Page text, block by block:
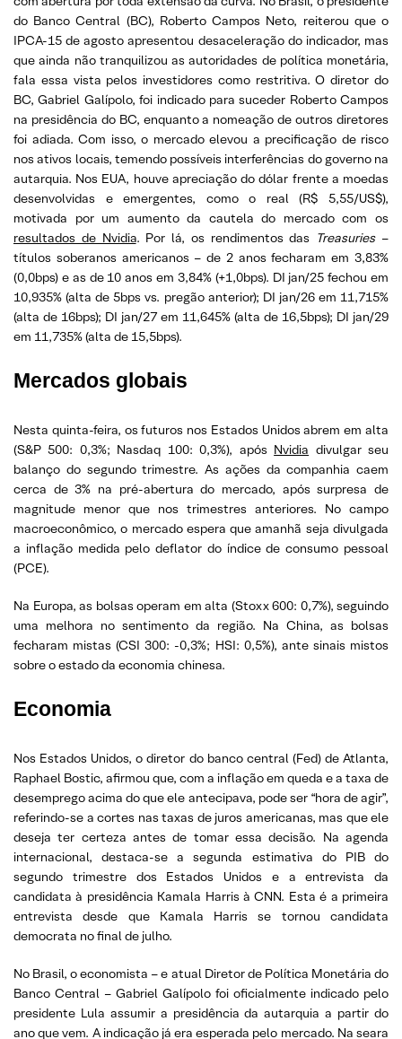
do Banco Central (BC), Roberto Campos Neto, reiterou que o
IPCA-15 de agosto apresentou desaceleração do indicador, mas
que ainda não tranquilizou as autoridades de política monetária,
fala essa vista pelos investidores como restritiva. O diretor do
BC, Gabriel Galípolo, foi indicado para suceder Roberto Campos
na presidência do BC, enquanto a nomeação de outros diretores
foi adiada. Com isso, o mercado elevou a precificação de risco
nos ativos locais, temendo possíveis interferências do governo na
autarquia. Nos EUA, houve apreciação do dólar frente a moedas
desenvolvidas e emergentes, como o real (R$ 5,55/US$),
motivada por um aumento da cautela do mercado com os
resultados de Nvidia. Por lá, os rendimentos das Treasuries–
títulos soberanos americanos – de 2 anos fecharam em 3,83%
(0,0bps) e as de 10 anos em 3,84% (+1,0bps). DI jan/25 fechou em
10,935% (alta de 5bps vs. pregão anterior); DI jan/26 em 11,715%
(alta de 16bps); DI jan/27 em 11,645% (alta de 16,5bps); DI jan/29
em 11,735% (alta de 15,5bps).
Mercados globais
Nesta quinta-feira, os futuros nos Estados Unidos abrem em alta
(S&P 500: 0,3%; Nasdaq 100: 0,3%), após Nvidia divulgar seu
balanço do segundo trimestre. As ações da companhia caem
cerca de 3% na pré-abertura do mercado, após surpresa de
magnitude menor que nos trimestres anteriores. No campo
macroeconômico, o mercado espera que amanhã seja divulgada
a inflação medida pelo deflator do índice de consumo pessoal
(PCE).
Na Europa, as bolsas operam em alta (Stoxx 600: 0,7%), seguindo
uma melhora no sentimento da região. Na China, as bolsas
fecharam mistas (CSI 300: -0,3%; HSI: 0,5%), ante sinais mistos
sobre o estado da economia chinesa.
Economia
Nos Estados Unidos, o diretor do banco central (Fed) de Atlanta,
Raphael Bostic, afirmou que, com a inflação em queda e a taxa de
desemprego acima do que ele antecipava, pode ser “hora de agir”,
referindo-se a cortes nas taxas de juros americanas, mas que ele
deseja ter certeza antes de tomar essa decisão. Na agenda
internacional, destaca-se a segunda estimativa do PIB do
segundo trimestre dos Estados Unidos e a entrevista da
candidata à presidência Kamala Harris à CNN. Esta é a primeira
entrevista desde que Kamala Harris se tornou candidata
democrata no final de julho.
No Brasil, o economista – e atual Diretor de Política Monetária do
Banco Central – Gabriel Galípolo foi oficialmente indicado pelo
presidente Lula assumir a presidência da autarquia a partir do
ano que vem. A indicação já era esperada pelo mercado. Na seara